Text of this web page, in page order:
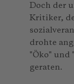
Doch der
Kritiker,
drohte
"Öko" und
geraten.